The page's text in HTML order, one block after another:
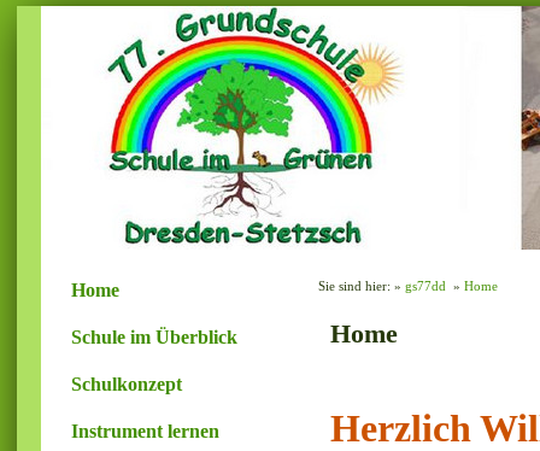
Home
Schule im Überblick
Schulkonzept
Instrument lernen
Sie sind hier: » gs77dd » Home
Home
Herzlich